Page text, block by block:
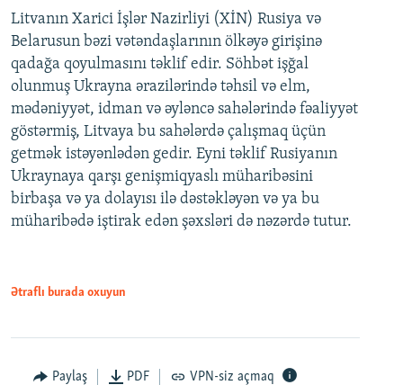
Litvanın Xarici İşlər Nazirliyi (XİN) Rusiya və
Belarusun bəzi vətəndaşlarının ölkəyə girişinə
qadağa qoyulmasını təklif edir. Söhbət işğal
olunmuş Ukrayna ərazilərində təhsil və elm,
mədəniyyət, idman və əyləncə sahələrində fəaliyyət
göstərmiş, Litvaya bu sahələrdə çalışmaq üçün
getmək istəyənlədən gedir. Eyni təklif Rusiyanın
Ukraynaya qarşı genişmiqyaslı müharibəsini
birbaşa və ya dolayısı ilə dəstəkləyən və ya bu
müharibədə iştirak edən şəxsləri də nəzərdə tutur.
Ətraflı burada oxuyun
Paylaş PDF VPN-siz açmaq